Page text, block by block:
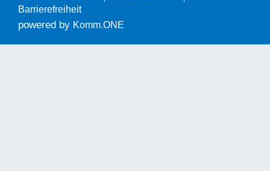
Barrierefreiheit
powered by Komm.ONE